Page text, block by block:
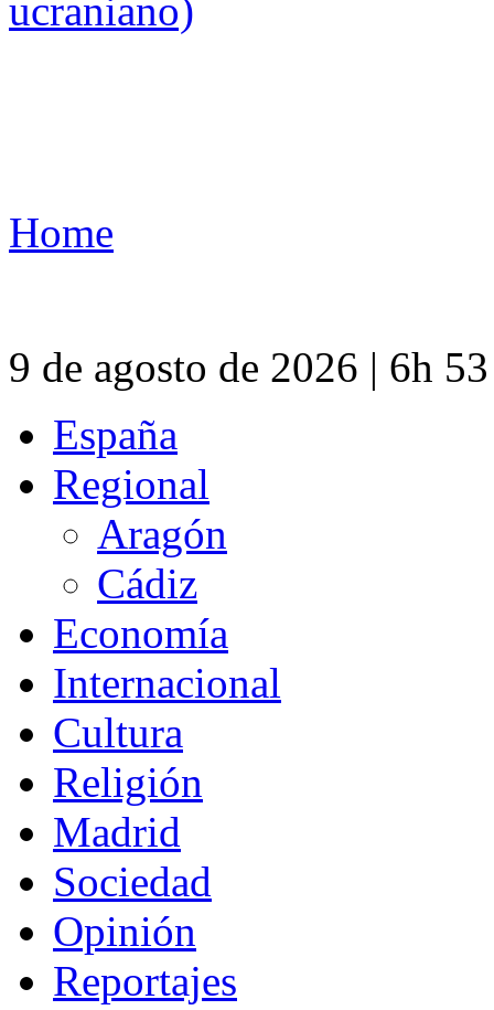
ucraniano)
Home
9 de agosto de 2026 | 6h
España
Regional
Aragón
Cádiz
Economía
Internacional
Cultura
Religión
Madrid
Sociedad
Opinión
Reportajes